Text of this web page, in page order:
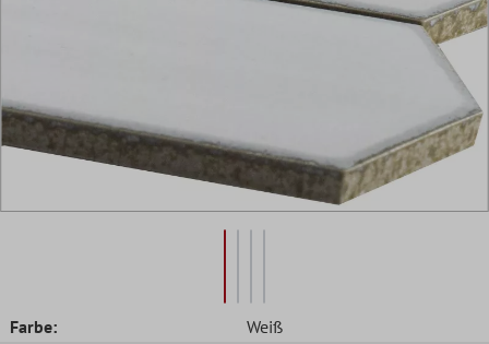
Farbe:
Weiß